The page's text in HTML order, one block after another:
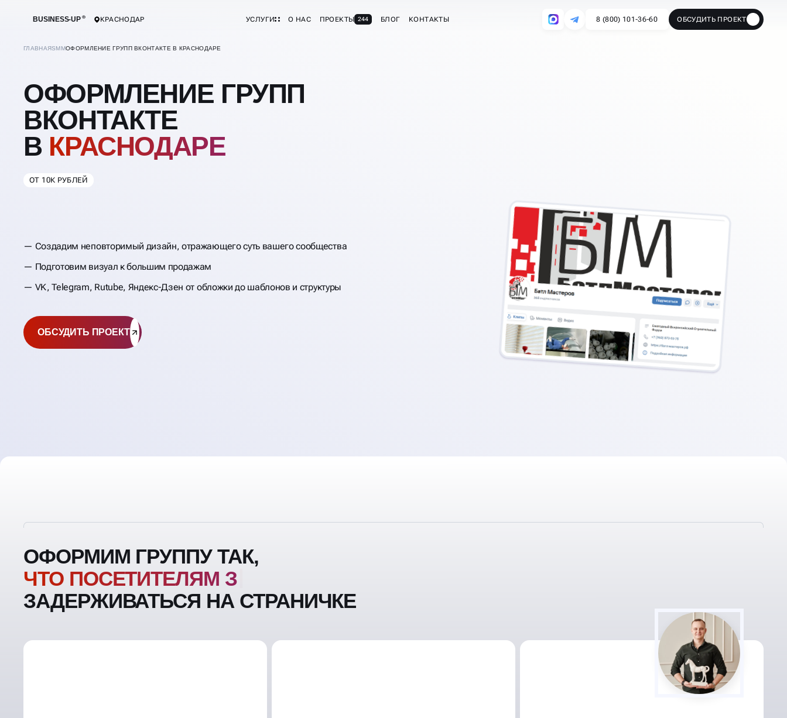
BUSINESS-UP КРАСНОДАР УСЛУГИ О НАС ПРОЕКТЫ 244 БЛОГ КОНТАКТЫ 8 (800) 101-36-60 ОБСУДИТЬ ПРОЕКТ
ГЛАВНАЯSMMОФОРМЛЕНИЕ ГРУПП ВКОНТАКТЕ В КРАСНОДАРЕ
ОФОРМЛЕНИЕ ГРУПП
ВКОНТАКТЕ
В КРАСНОДАРЕ
ОТ 10К РУБЛЕЙ
Создадим неповторимый дизайн, отражающего суть вашего сообщества
Подготовим визуал к большим продажам
VK, Telegram, Rutube, Яндекс-Дзен от обложки до шаблонов и структуры
ОБСУДИТЬ ПРОЕКТ
ОФОРМИМ ГРУППУ ТАК,
ЧТО ПОСЕТИТЕЛЯМ ЗАХОЧЕТСЯ
ЗАДЕРЖИВАТЬСЯ НА СТРАНИЧКЕ